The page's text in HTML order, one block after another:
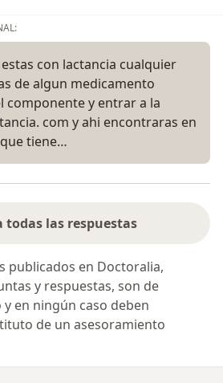
con lactancia cualquier
de algun medicamento
componente y entrar a la
com y ahi encontraras en
tiene…
todas las respuestas
publicados en Doctoralia,
y respuestas, son de
en ningún caso deben
de un asesoramiento